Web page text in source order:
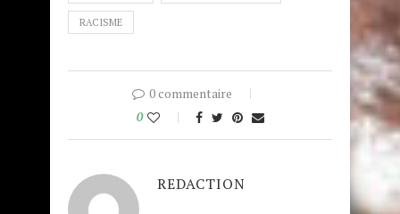
RACISME
0 commentaire
0
REDACTION